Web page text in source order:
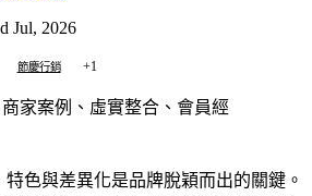
Jul, 2026
節慶行銷 +1
商家案例、虛實整合、會員經
色與差異化是品牌脫穎而出的關鍵。